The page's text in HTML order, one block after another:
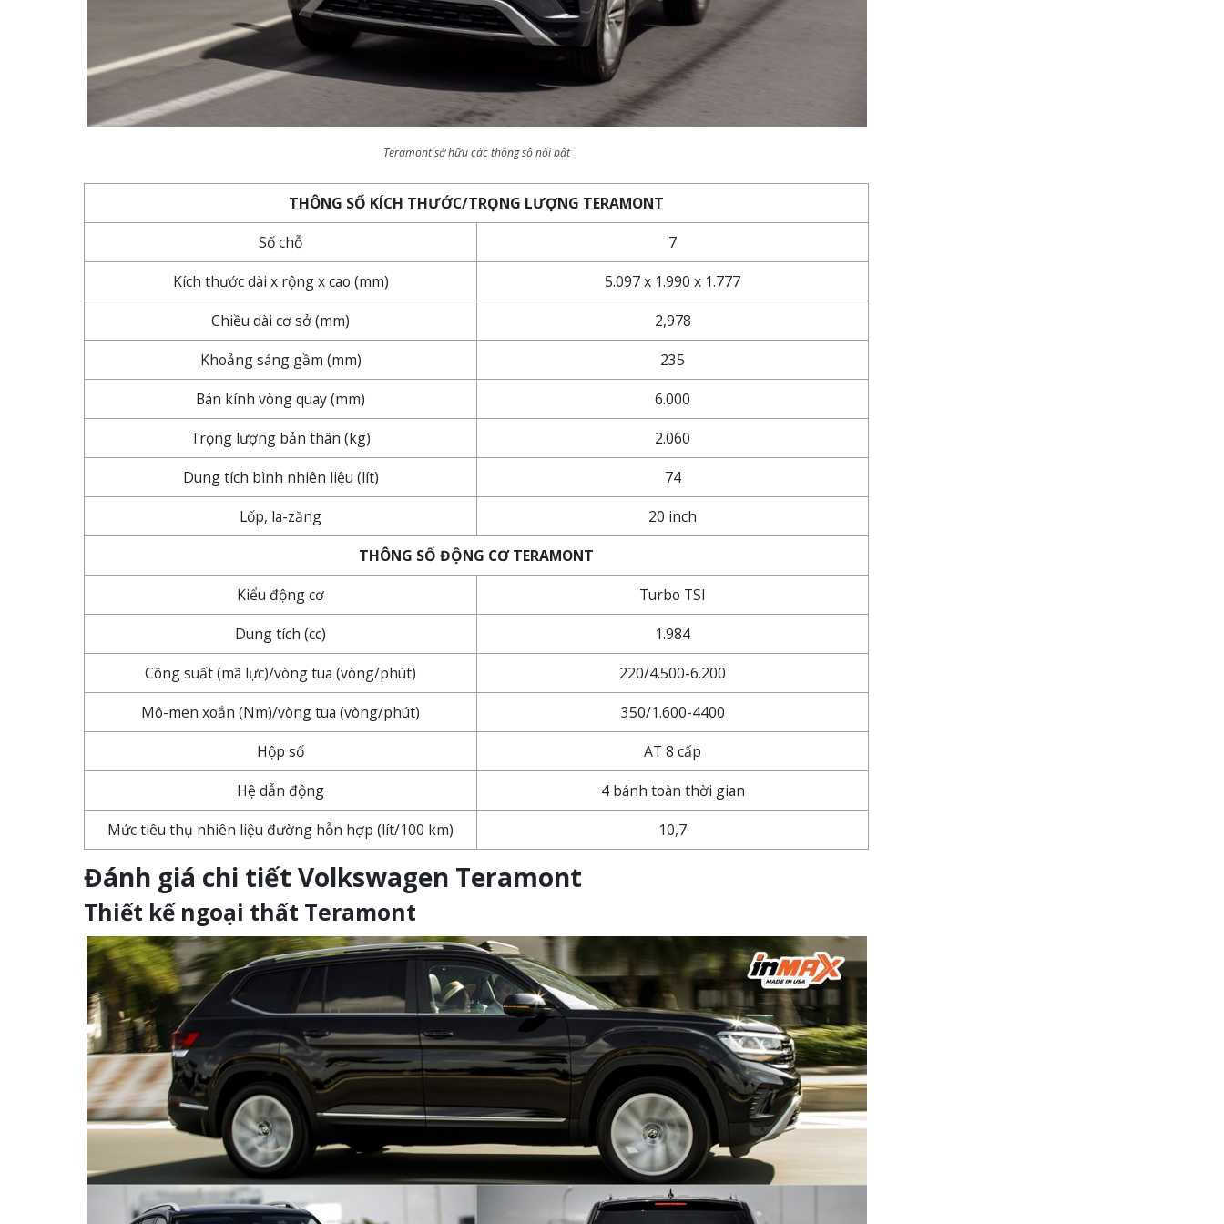
Teramont sở hữu các thông số nổi bật
THÔNG SỐ KÍCH THƯỚC/TRỌNG LƯỢNG TERAMONT
Số chỗ
7
Kích thước dài x rộng x cao (mm)
5.097 x 1.990 x 1.777
Chiều dài cơ sở (mm)
2,978
Khoảng sáng gầm (mm)
235
Bán kính vòng quay (mm)
6.000
Trọng lượng bản thân (kg)
2.060
Dung tích bình nhiên liệu (lít)
74
Lốp, la-zăng
20 inch
THÔNG SỐ ĐỘNG CƠ TERAMONT
Kiểu động cơ
Turbo TSI
Dung tích (cc)
1.984
Công suất (mã lực)/vòng tua (vòng/phút)
220/4.500-6.200
Mô-men xoắn (Nm)/vòng tua (vòng/phút)
350/1.600-4400
Hộp số
AT 8 cấp
Hệ dẫn động
4 bánh toàn thời gian
Mức tiêu thụ nhiên liệu đường hỗn hợp (lít/100 km)
10,7
Đánh giá chi tiết Volkswagen Teramont
Thiết kế ngoại thất Teramont